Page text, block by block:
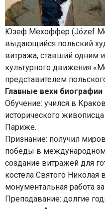
Юзеф Мехоффер (Józef
выдающийся польский
витража, ставший одним
культурного движения
представителем
Главные вехи биографии
Обучение: учился в
исторического
Париже.
Признание: получил
победы в международном
создание витражей для
костела Святого
монументальная работа
Преподавание: долгие